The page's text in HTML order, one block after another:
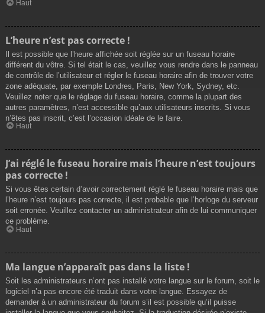
Haut
L’heure n’est pas correcte !
Il est possible que l’heure affichée soit réglée sur un fuseau horaire
différent du vôtre. Si tel était le cas, veuillez vous rendre dans le panneau
de contrôle de l’utilisateur et régler le fuseau horaire afin de trouver votre
zone adéquate, par exemple Londres, Paris, New York, Sydney, etc.
Veuillez noter que le réglage du fuseau horaire, comme la plupart des
autres paramètres, n’est accessible qu’aux utilisateurs inscrits. Si vous
n’êtes pas inscrit, c’est l’occasion idéale de le faire.
Haut
J’ai réglé le fuseau horaire mais l’heure n’est toujours
pas correcte !
Si vous êtes certain d’avoir correctement réglé le fuseau horaire mais que
l’heure n’est toujours pas correcte, il est probable que l’horloge du serveur
soit erronée. Veuillez contacter un administrateur afin de lui communiquer
ce problème.
Haut
Ma langue n’apparaît pas dans la liste !
Soit les administrateurs n’ont pas installé votre langue sur le forum, soit le
logiciel n’a pas encore été traduit dans votre langue. Essayez de
demander à un administrateur du forum s’il est possible qu’il puisse